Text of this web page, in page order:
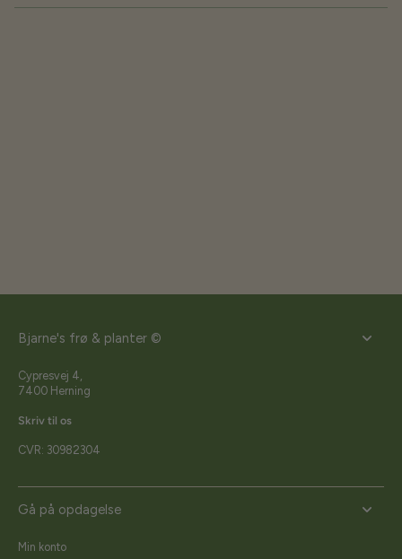
Bjarne's frø & planter ©
Cypresvej 4,
7400 Herning
Skriv til os
CVR: 30982304
Gå på opdagelse
Min konto